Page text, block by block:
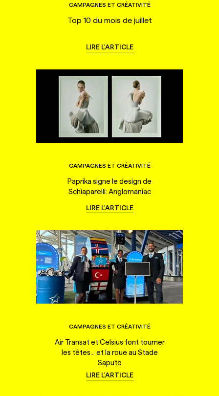
CAMPAGNES ET CRÉATIVITÉ
Top 10 du mois de juillet
LIRE L'ARTICLE
CAMPAGNES ET CRÉATIVITÉ
Paprika signe le design de
Schiaparelli: Anglomaniac
LIRE L'ARTICLE
CAMPAGNES ET CRÉATIVITÉ
Air Transat et Celsius font tourner
les têtes... et la roue au Stade
Saputo
LIRE L'ARTICLE